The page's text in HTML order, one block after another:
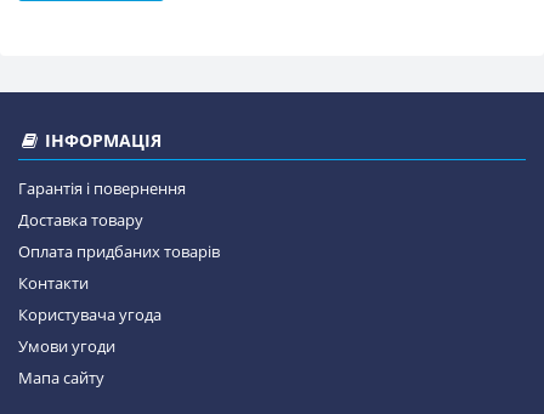
ІНФОРМАЦІЯ
Гарантія і повернення
Доставка товару
Оплата придбаних товарів
Контакти
Користувача угода
Умови угоди
Мапа сайту